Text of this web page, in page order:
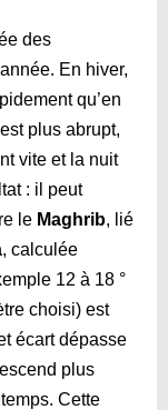
des
En hiver,
qu’en
plus abrupt,
vite et la nuit
: il peut
le Maghrib, lié
, calculée
12 à 18 °
choisi) est
écart dépasse
plus
Cette